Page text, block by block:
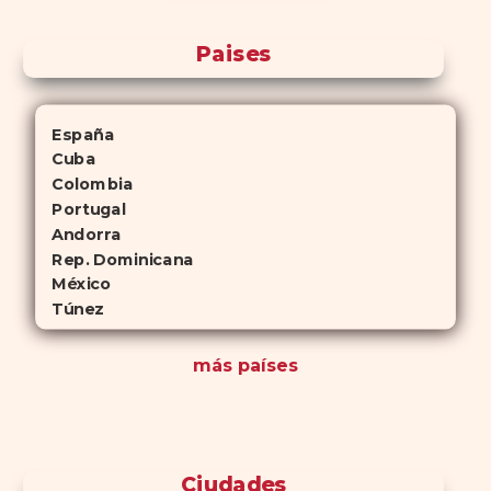
Paises
España
Cuba
Colombia
Portugal
Andorra
Rep. Dominicana
México
Túnez
más países
Ciudades